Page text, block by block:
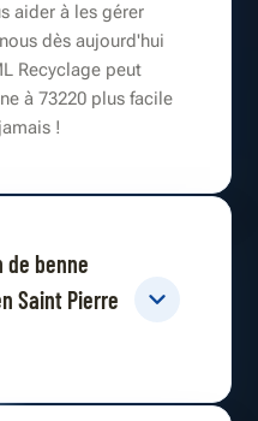
aider à les gérer
dès aujourd'hui
Recyclage peut
à 73220 plus facile
!
de benne
Saint Pierre